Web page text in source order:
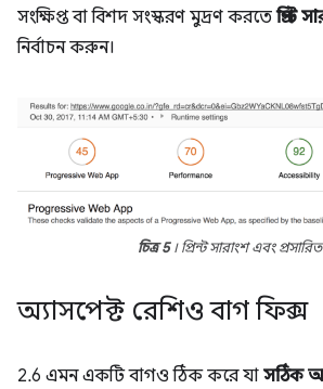
সংক্ষিপ্ত বা বিশদ সংস্করণ মুদ্রণ করতেপ্রিন্ট
নির্বাচন করুন।
চিত্র 5। প্রিন্ট সারাংশ এবং
অ্যাসপেক্ট রেশিও বাগ ফিক্স
2.6 এমন একটি বাগও ঠিক করে যা সঠিক